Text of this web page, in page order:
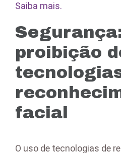
Saiba mais.
proibição
facial
O uso de tecnologias de